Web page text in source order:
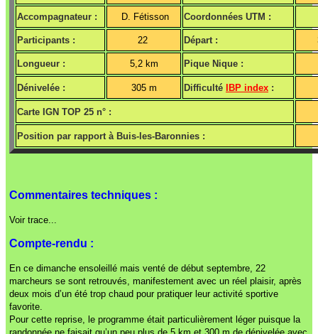
Accompagnateur : D. Fétisson Coordonnées UTM :
Participants : 22 Départ :
Longueur : 5,2 km Pique Nique :
Dénivelée : 305 m Difficulté IBP index :
Carte IGN TOP 25 n° :
Position par rapport à Buis-les-Baronnies :
Commentaires techniques :
Voir trace...
Compte-rendu :
En ce dimanche ensoleillé mais venté de début septembre, 22
marcheurs se sont retrouvés, manifestement avec un réel plaisir, après
deux mois d’un été trop chaud pour pratiquer leur activité sportive
favorite.
Pour cette reprise, le programme était particulièrement léger puisque la